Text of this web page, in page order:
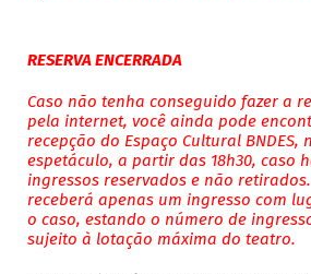
RESERVA ENCERRADA
Caso não tenha conseguido fazer a
pela internet, você ainda pode
recepção do Espaço Cultural BNDES,
espetáculo, a partir das 18h30, caso
ingressos reservados e não
receberá apenas um ingresso com
o caso, estando o número de
sujeito à lotação máxima do teatro.